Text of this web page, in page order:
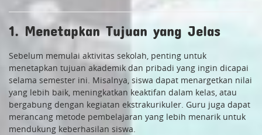
1. Menetapkan Tujuan yang Jelas
Sebelum memulai aktivitas sekolah, penting untuk
menetapkan tujuan akademik dan pribadi yang ingin dicapai
selama semester ini. Misalnya, siswa dapat menargetkan nilai
yang lebih baik, meningkatkan keaktifan dalam kelas, atau
bergabung dengan kegiatan ekstrakurikuler. Guru juga dapat
merancang metode pembelajaran yang lebih menarik untuk
mendukung keberhasilan siswa.